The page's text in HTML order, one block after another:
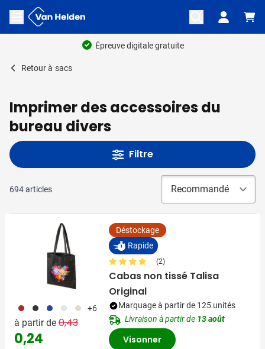
Aller au contenu
Ouvrir le menu
Retour à sacs
Imprimer des accessoires du
bureau divers
Filtre
694articles
011 001 023 002 013 +6
à partir de Prix normal
0,43 Prix spécial
0,24
Déstockage
Rapide
(2)
Cabas non tissé Talisa
Original
Marquage à partir de 125 unités
Livraison à partir de 13 août
Visonner